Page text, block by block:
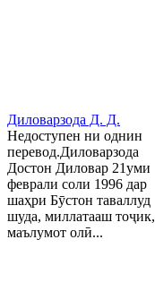
Диловарзода Д. Д.
Недоступен ни однин
перевод.Диловарзода
Достон Диловар 21уми
феврали соли 1996 дар
шаҳри Бӯстон таваллуд
шуда, миллатааш тоҷик,
маълумот олӣ...